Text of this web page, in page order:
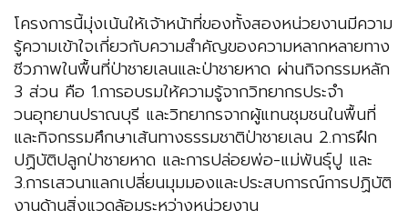
โครงการนี้มุ่งเน้นให้เจ้าหน้าที่ของทั้งสองหน่วยงานมีความ
รู้ความเข้าใจเกี่ยวกับความสำคัญของความหลากหลายทาง
ชีวภาพในพื้นที่ป่าชายเลนและป่าชายหาด ผ่านกิจกรรมหลัก
3 ส่วน คือ 1.การอบรมให้ความรู้จากวิทยากรประจำ
วนอุทยานปราณบุรี และวิทยากรจากผู้แทนชุมชนในพื้นที่
และกิจกรรมศึกษาเส้นทางธรรมชาติป่าชายเลน 2.การฝึก
ปฏิบัติปลูกป่าชายหาด และการปล่อยพ่อ-แม่พันธุ์ปู และ
3.การเสวนาแลกเปลี่ยนมุมมองและประสบการณ์การปฏิบัติ
งานด้านสิ่งแวดล้อมระหว่างหน่วยงาน